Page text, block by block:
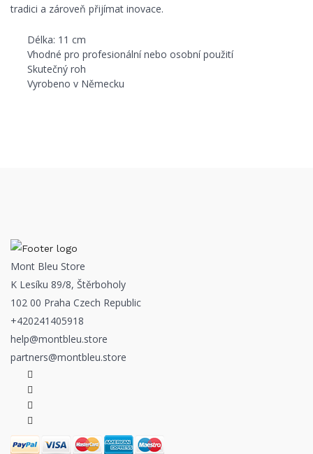
tradici a zároveň přijímat inovace.
Délka: 11 cm
Vhodné pro profesionální nebo osobní použití
Skutečný roh
Vyrobeno v Německu
Mont Bleu Store
K Lesíku 89/8, Štěrboholy
102 00 Praha Czech Republic
+420241405918
help@montbleu.store
partners@montbleu.store